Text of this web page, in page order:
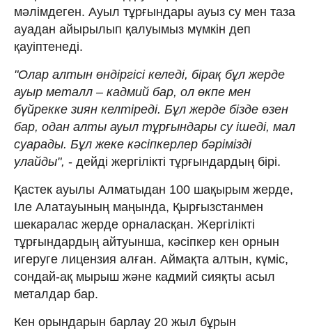
мәлімдеген. Ауыл тұрғындары ауыз су мен таза
ауадан айырылып қалуымыз мүмкін деп
қауіптенеді.
"Олар алтын өндіргісі келеді, бірақ бұл жерде
ауыр металл – кадмий бар, ол өкпе мен
бүйрекке зиян келтіреді. Бұл жерде бізде өзен
бар, одан алты ауыл тұрғындары су ішеді, мал
суарады. Бұл жеке кәсіпкерлер бәрімізді
улайды", - дейді жергілікті тұрғындардың бірі.
Қастек ауылы Алматыдан 100 шақырым жерде,
Іле Алатауының маңында, Қырғызстанмен
шекаралас жерде орналасқан. Жергілікті
тұрғындардың айтуынша, кәсіпкер кен орнын
игеруге лицензия алған. Аймақта алтын, күміс,
сондай-ақ мырыш және кадмий сияқты асыл
металдар бар.
Кен орындарын барлау 20 жыл бұрын